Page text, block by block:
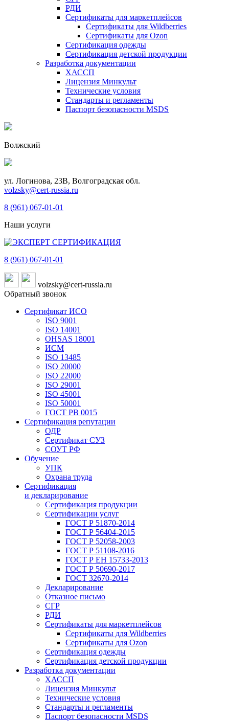
РДИ
Сертификаты для маркетплейсов
Сертификаты для Wildberries
Сертификаты для Ozon
Сертификация одежды
Сертификация детской продукции
Разработка документации
ХАССП
Лицензия Минкульт
Технические условия
Стандарты и регламенты
Паспорт безопасности MSDS
Волжский
ул. Логинова, 23В, Волгоградская обл.
volzsky@cert-russia.ru
8 (961) 067-01-01
Наши услуги
8 (961) 067-01-01
volzsky@cert-russia.ru
Обратный звонок
Сертификат ИСО
ISO 9001
ISO 14001
OHSAS 18001
ИСМ
ISO 13485
ISO 20000
ISO 22000
ISO 29001
ISO 45001
ISO 50001
ГОСТ РВ 0015
Сертификация репутации
ОДР
Сертификат СУЗ
СОУТ РФ
Обучение
УПК
Охрана труда
Сертификация
и декларирование
Сертификация продукции
Сертификации услуг
ГОСТ Р 51870-2014
ГОСТ Р 56404-2015
ГОСТ Р 52058-2003
ГОСТ Р 51108-2016
ГОСТ Р ЕН 15733-2013
ГОСТ Р 50690-2017
ГОСТ 32670-2014
Декларирование
Отказное письмо
СГР
РДИ
Сертификаты для маркетплейсов
Сертификаты для Wildberries
Сертификаты для Ozon
Сертификация одежды
Сертификация детской продукции
Разработка документации
ХАССП
Лицензия Минкульт
Технические условия
Стандарты и регламенты
Паспорт безопасности MSDS